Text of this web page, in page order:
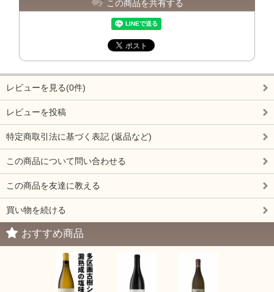
この商品を共有する
レビューを見る(0件)
レビューを投稿
特定商取引法に基づく表記 (返品など)
この商品について問い合わせる
この商品を友達に教える
買い物を続ける
おすすめ商品